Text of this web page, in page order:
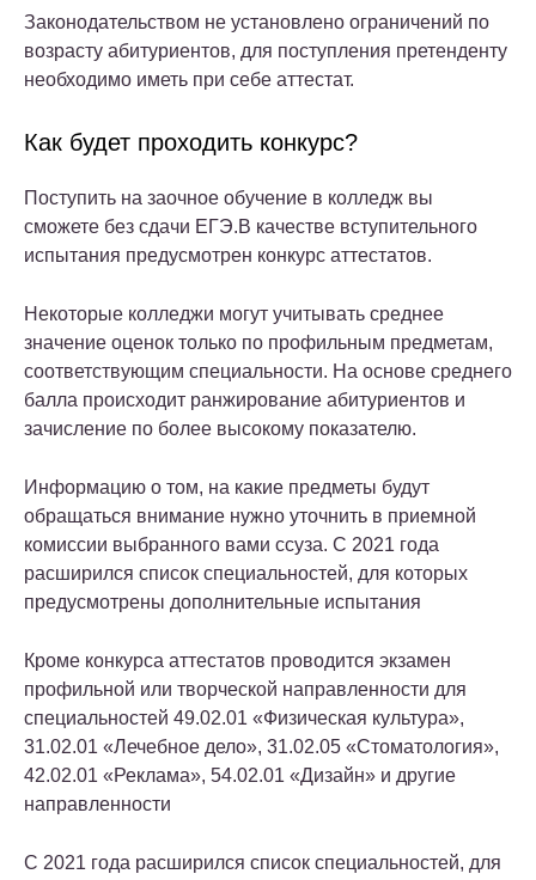
Законодательством не установлено ограничений по
возрасту абитуриентов, для поступления претенденту
необходимо иметь при себе аттестат.
Как будет проходить конкурс?
Поступить на заочное обучение в колледж вы
сможете без сдачи ЕГЭ.В качестве вступительного
испытания предусмотрен конкурс аттестатов.
Некоторые колледжи могут учитывать среднее
значение оценок только по профильным предметам,
соответствующим специальности. На основе среднего
балла происходит ранжирование абитуриентов и
зачисление по более высокому показателю.
Информацию о том, на какие предметы будут
обращаться внимание нужно уточнить в приемной
комиссии выбранного вами ссуза. С 2021 года
расширился список специальностей, для которых
предусмотрены дополнительные испытания
Кроме конкурса аттестатов проводится экзамен
профильной или творческой направленности для
специальностей 49.02.01 «Физическая культура»,
31.02.01 «Лечебное дело», 31.02.05 «Стоматология»,
42.02.01 «Реклама», 54.02.01 «Дизайн» и другие
направленности
С 2021 года расширился список специальностей, для